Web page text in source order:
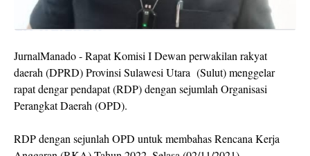
JurnalManado - Rapat Komisi I Dewan perwakilan rakyat
daerah (DPRD) Provinsi Sulawesi Utara (Sulut) menggelar
rapat dengar pendapat (RDP) dengan sejumlah Organisasi
Perangkat Daerah (OPD).
RDP dengan sejunlah OPD untuk membahas Rencana Kerja